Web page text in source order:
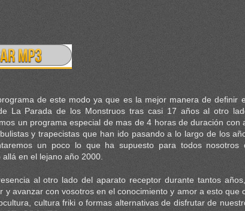
de este modo ya que es la mejor manera de definir
La Parada de los Monstruos tras casi 17 años al otro
un programa especial de mas de 4 horas de duración con
y trapecistas que han ido pasando a lo largo de los
un poco lo que ha supuesto para todos nosotros
en el lejano año 2000.
al otro lado del aparato receptor durante tantos
y avanzar con vosotros en el conocimiento y amor a esto que
cultura friki o formas alternativas de disfrutar de